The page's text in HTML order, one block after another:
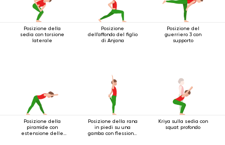
Posizione della
sedia con torsione
laterale
Posizione
dell'affondo del figlio
di Anjana
Posizione del
guerriero 3 con
supporto
Posizione della
piramide con
estensione delle
Posizione della rana
in piedi su una
gamba con flessione
Kriya sulla sedia con
squat profondo